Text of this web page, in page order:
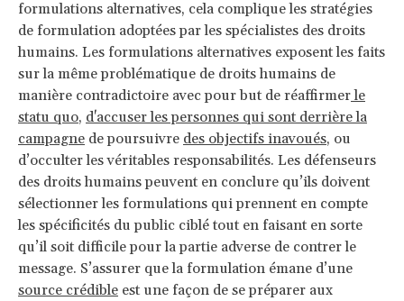
formulations alternatives, cela complique les stratégies
de formulation adoptées par les spécialistes des droits
humains. Les formulations alternatives exposent les faits
sur la même problématique de droits humains de
manière contradictoire avec pour but de réaffirmerle
statu quo, d'accuser les personnes qui sont derrière la
campagne de poursuivre des objectifs inavoués, ou
d’occulter les véritables responsabilités. Les défenseurs
des droits humains peuvent en conclure qu’ils doivent
sélectionner les formulations qui prennent en compte
les spécificités du public ciblé tout en faisant en sorte
qu’il soit difficile pour la partie adverse de contrer le
message. S’assurer que la formulation émane d’une
source crédible est une façon de se préparer aux